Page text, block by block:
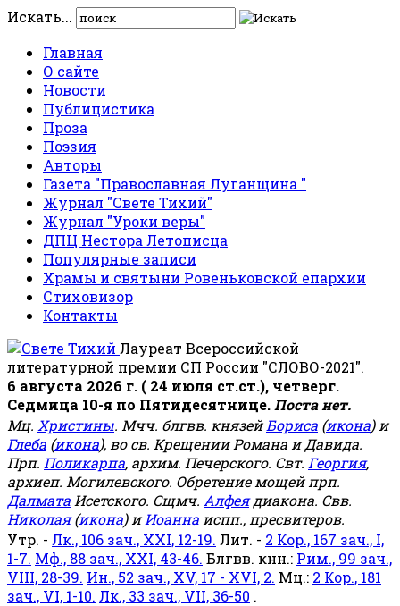
Искать...
Главная
О сайте
Новости
Публицистика
Проза
Поэзия
Авторы
Газета "Православная Луганщина "
Журнал "Свете Тихий"
Журнал "Уроки веры"
ДПЦ Нестора Летописца
Популярные записи
Храмы и святыни Ровеньковской епархии
Стиховизор
Контакты
Лауреат Всероссийской
литературной премии СП России "СЛОВО-2021".
6 августа 2026 г. ( 24 июля ст.ст.), четверг.
Седмица 10-я по Пятидесятнице. Поста нет.
Мц. Христины. Мчч. блгвв. князейБориса (икона) и
Глеба (икона), во св. Крещении Романа и Давида.
Прп. Поликарпа, архим. Печерского. Свт. Георгия,
архиеп. Могилевского. Обретение мощей прп.
Далмата Исетского. Сщмч. Алфеядиакона. Свв.
Николая(икона) иИоанна испп., пресвитеров.
Утр. - Лк., 106 зач., XXI, 12-19. Лит. - 2 Кор., 167 зач., I,
1-7. Мф., 88 зач., XXI, 43-46. Блгвв. кнн.: Рим., 99 зач.,
VIII, 28-39. Ин., 52 зач., XV, 17 - XVI, 2. Мц.: 2 Кор., 181
зач., VI, 1-10. Лк., 33 зач., VII, 36-50 .